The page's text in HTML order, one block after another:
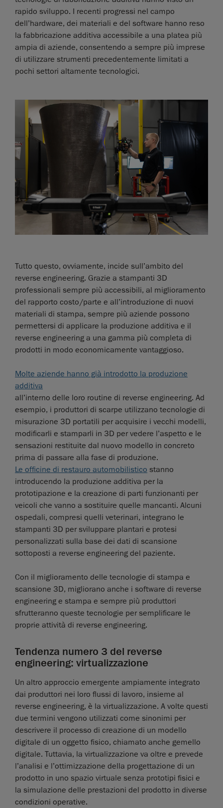
rapido sviluppo. I recenti progressi nel campo
dell’hardware, dei materiali e del software hanno reso
la fabbricazione additiva accessibile a una platea più
ampia di aziende, consentendo a sempre più imprese
di utilizzare strumenti precedentemente limitati a
pochi settori altamente tecnologici.
Tutto questo, ovviamente, incide sull’ambito del
reverse engineering. Grazie a stampanti 3D
professionali sempre più accessibili, al miglioramento
del rapporto costo/parte e all’introduzione di nuovi
materiali di stampa, sempre più aziende possono
permettersi di applicare la produzione additiva e il
reverse engineering a una gamma più completa di
prodotti in modo economicamente vantaggioso.
Molte aziende hanno già introdotto la produzione
additiva
all’interno delle loro routine di reverse engineering. Ad
esempio, i produttori di scarpe utilizzano tecnologie di
misurazione 3D portatili per acquisire i vecchi modelli,
modificarli e stamparli in 3D per vedere l’aspetto e le
sensazioni restituite dal nuovo modello in concreto
prima di passare alla fase di produzione.
Le officine di restauro automobilistico stanno
introducendo la produzione additiva per la
prototipazione e la creazione di parti funzionanti per
veicoli che vanno a sostituire quelle mancanti. Alcuni
ospedali, compresi quelli veterinari, integrano le
stampanti 3D per sviluppare plantari e protesi
personalizzati sulla base dei dati di scansione
sottoposti a reverse engineering del paziente.
Con il miglioramento delle tecnologie di stampa e
scansione 3D, migliorano anche i software di reverse
engineering e stampa e sempre più produttori
sfrutteranno queste tecnologie per semplificare le
proprie attività di reverse engineering.
Tendenza numero 3 del reverse
engineering: virtualizzazione
Un altro approccio emergente ampiamente integrato
dai produttori nei loro flussi di lavoro, insieme al
reverse engineering, è la virtualizzazione. A volte questi
due termini vengono utilizzati come sinonimi per
descrivere il processo di creazione di un modello
digitale di un oggetto fisico, chiamato anche gemello
digitale. Tuttavia, la virtualizzazione va oltre e prevede
l’analisi e l’ottimizzazione della progettazione di un
prodotto in uno spazio virtuale senza prototipi fisici e
la simulazione delle prestazioni del prodotto in diverse
condizioni operative.